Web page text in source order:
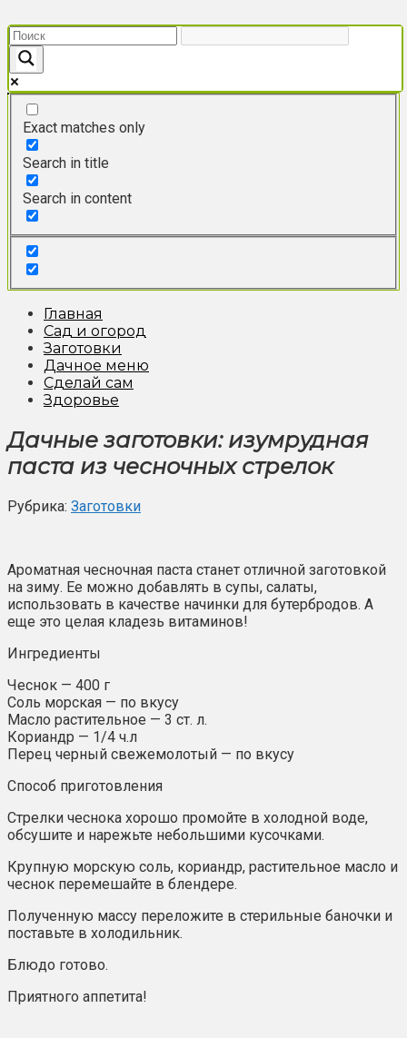
к
контенту
Exact matches only
Search in title
Search in content
Главная
Сад и огород
Заготовки
Дачное меню
Сделай сам
Здоровье
Дачные заготовки: изумрудная
паста из чесночных стрелок
Рубрика: Заготовки
Ароматная чесночная паста станет отличной заготовкой
на зиму. Ее можно добавлять в супы, салаты,
использовать в качестве начинки для бутербродов. А
еще это целая кладезь витаминов!
Ингредиенты
Чеснок — 400 г
Соль морская — по вкусу
Масло растительное — 3 ст. л.
Кориандр — 1/4 ч.л
Перец черный свежемолотый — по вкусу
Способ приготовления
Стрелки чеснока хорошо промойте в холодной воде,
обсушите и нарежьте небольшими кусочками.
Крупную морскую соль, кориандр, растительное масло и
чеснок перемешайте в блендере.
Полученную массу переложите в стерильные баночки и
поставьте в холодильник.
Блюдо готово.
Приятного аппетита!